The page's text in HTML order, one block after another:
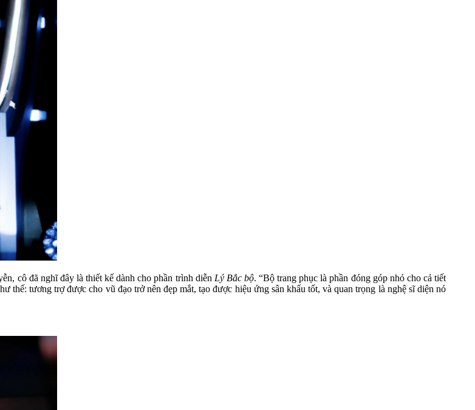
cô đã nghĩ đây là thiết kế dành cho phần trình diễn Lý Bắc bộ. “Bộ trang phục là phần đóng góp nhỏ cho cả tiết
thế: tương trợ được cho vũ đạo trở nên đẹp mắt, tạo được hiệu ứng sân khấu tốt, và quan trọng là nghệ sĩ diện nó